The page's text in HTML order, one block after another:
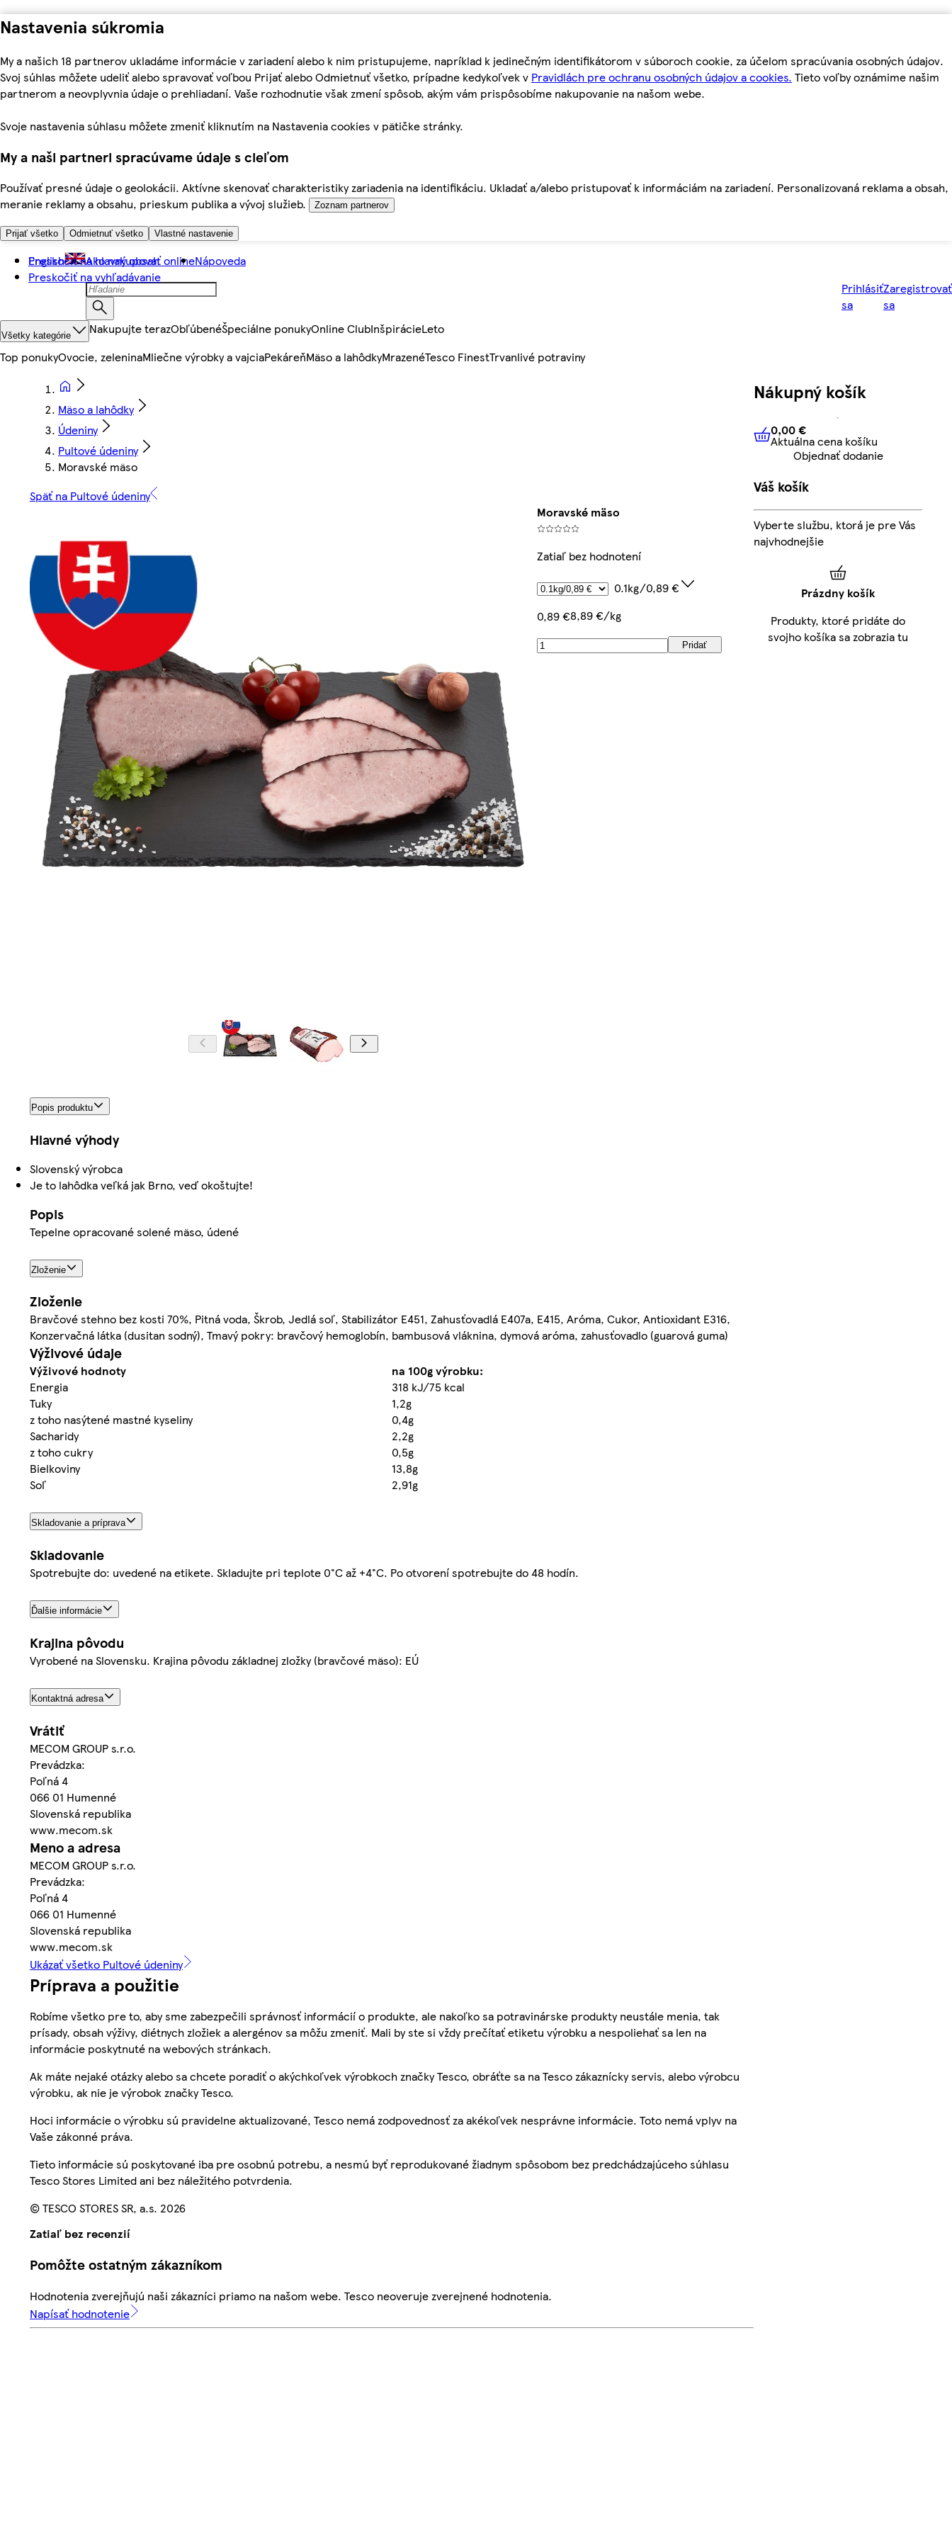
Nastavenia súkromia
My a našich 18 partnerov ukladáme informácie v zariadení alebo k nim pristupujeme, napríklad k jedinečným identifikátorom v súboroch cookie, za účelom spracúvania osobných údajov.
Svoj súhlas môžete udeliť alebo spravovať voľbou Prijať alebo Odmietnuť všetko, prípadne kedykoľvek v Pravidlách pre ochranu osobných údajov a cookies. Tieto voľby oznámime našim
partnerom a neovplyvnia údaje o prehliadaní. Vaše rozhodnutie však zmení spôsob, akým vám prispôsobíme nakupovanie na našom webe.
Svoje nastavenia súhlasu môžete zmeniť kliknutím na Nastavenia cookies v pätičke stránky.
My a naši partneri spracúvame údaje s cieľom
Používať presné údaje o geolokácii. Aktívne skenovať charakteristiky zariadenia na identifikáciu. Ukladať a/alebo pristupovať k informáciám na zariadení. Personalizovaná reklama a obsah,
meranie reklamy a obsahu, prieskum publika a vývoj služieb.
Zoznam partnerov
Prijať všetko Odmietnuť všetko Vlastné nastavenie
Preskočiť na hlavný obsah
Preskočiť na vyhľadávanie
English Ako nakupovať onlineNápoveda
Prihlásiť
sa
Zaregistrovať
sa
Všetky kategórie Nakupujte terazObľúbenéŠpeciálne ponukyOnline ClubInšpirácieLeto
Top ponukyOvocie, zeleninaMliečne výrobky a vajciaPekáreňMäso a lahôdkyMrazenéTesco FinestTrvanlivé potraviny
Mäso a lahôdky
Údeniny
Pultové údeniny
Moravské mäso
Späť na Pultové údeniny
Moravské mäso
Zatiaľ bez hodnotení
0.1kg/0,89 €
0,89 €8,89 €/kg
Pridať
Popis produktu
Hlavné výhody
Slovenský výrobca
Je to lahôdka veľká jak Brno, veď okoštujte!
Popis
Tepelne opracované solené mäso, údené
Zloženie
Zloženie
Bravčové stehno bez kosti 70%, Pitná voda, Škrob, Jedlá soľ, Stabilizátor E451, Zahusťovadlá E407a, E415, Aróma, Cukor, Antioxidant E316,
Konzervačná látka (dusitan sodný), Tmavý pokry: bravčový hemoglobín, bambusová vláknina, dymová aróma, zahusťovadlo (guarová guma)
Výživové údaje
Výživové hodnoty
na 100g výrobku:
Energia
318 kJ/75 kcal
Tuky
1,2g
z toho nasýtené mastné kyseliny
0,4g
Sacharidy
2,2g
z toho cukry
0,5g
Bielkoviny
13,8g
Soľ
2,91g
Skladovanie a príprava
Skladovanie
Spotrebujte do: uvedené na etikete. Skladujte pri teplote 0°C až +4°C. Po otvorení spotrebujte do 48 hodín.
Ďalšie informácie
Krajina pôvodu
Vyrobené na Slovensku. Krajina pôvodu základnej zložky (bravčové mäso): EÚ
Kontaktná adresa
Vrátiť
MECOM GROUP s.r.o.
Prevádzka:
Poľná 4
066 01 Humenné
Slovenská republika
www.mecom.sk
Meno a adresa
MECOM GROUP s.r.o.
Prevádzka:
Poľná 4
066 01 Humenné
Slovenská republika
www.mecom.sk
Ukázať všetko Pultové údeniny
Príprava a použitie
Robíme všetko pre to, aby sme zabezpečili správnosť informácií o produkte, ale nakoľko sa potravinárske produkty neustále menia, tak
prísady, obsah výživy, diétnych zložiek a alergénov sa môžu zmeniť. Mali by ste si vždy prečítať etiketu výrobku a nespoliehať sa len na
informácie poskytnuté na webových stránkach.
Ak máte nejaké otázky alebo sa chcete poradiť o akýchkoľvek výrobkoch značky Tesco, obráťte sa na Tesco zákaznícky servis, alebo výrobcu
výrobku, ak nie je výrobok značky Tesco.
Hoci informácie o výrobku sú pravidelne aktualizované, Tesco nemá zodpovednosť za akékoľvek nesprávne informácie. Toto nemá vplyv na
Vaše zákonné práva.
Tieto informácie sú poskytované iba pre osobnú potrebu, a nesmú byť reprodukované žiadnym spôsobom bez predchádzajúceho súhlasu
Tesco Stores Limited ani bez náležitého potvrdenia.
© TESCO STORES SR, a.s. 2026
Zatiaľ bez recenzií
Pomôžte ostatným zákazníkom
Hodnotenia zverejňujú naši zákazníci priamo na našom webe. Tesco neoveruje zverejnené hodnotenia.
Napísať hodnotenie
Nákupný košík
0,00 € Aktuálna cena košíku
0,00 €
Aktuálna cena košíku
Objednať dodanie
Váš košík
Vyberte službu, ktorá je pre Vás
najvhodnejšie
Prázdny košík
Produkty, ktoré pridáte do
svojho košíka sa zobrazia tu